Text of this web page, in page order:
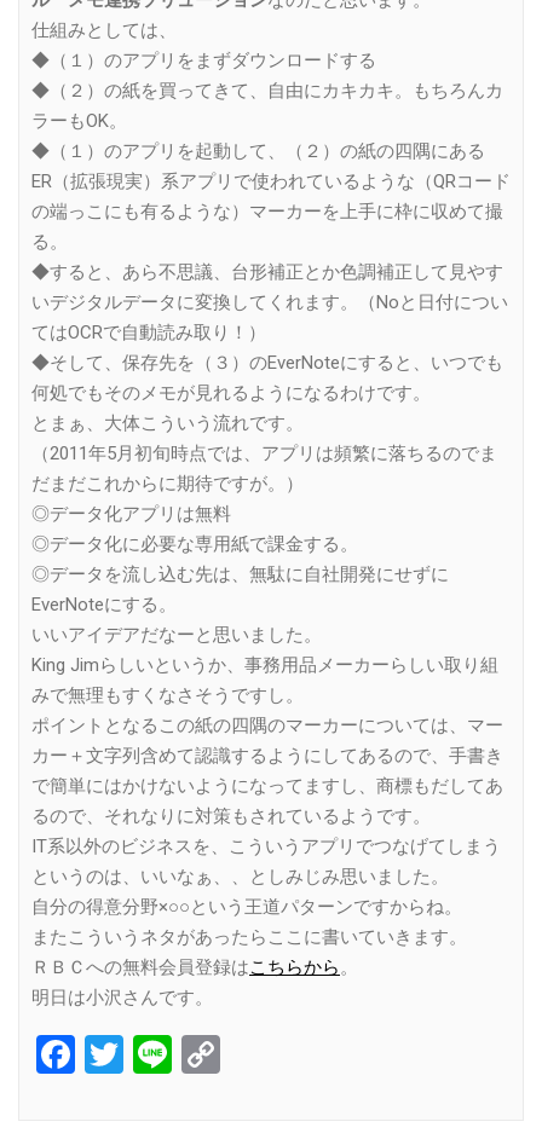
仕組みとしては、
◆（１）のアプリをまずダウンロードする
◆（２）の紙を買ってきて、自由にカキカキ。もちろんカ
ラーもOK。
◆（１）のアプリを起動して、（２）の紙の四隅にある
ER（拡張現実）系アプリで使われているような（QRコード
の端っこにも有るような）マーカーを上手に枠に収めて撮
る。
◆すると、あら不思議、台形補正とか色調補正して見やす
いデジタルデータに変換してくれます。（Noと日付につい
てはOCRで自動読み取り！）
◆そして、保存先を（３）のEverNoteにすると、いつでも
何処でもそのメモが見れるようになるわけです。
とまぁ、大体こういう流れです。
（2011年5月初旬時点では、アプリは頻繁に落ちるのでま
だまだこれからに期待ですが。）
◎データ化アプリは無料
◎データ化に必要な専用紙で課金する。
◎データを流し込む先は、無駄に自社開発にせずに
EverNoteにする。
いいアイデアだなーと思いました。
King Jimらしいというか、事務用品メーカーらしい取り組
みで無理もすくなさそうですし。
ポイントとなるこの紙の四隅のマーカーについては、マー
カー＋文字列含めて認識するようにしてあるので、手書き
で簡単にはかけないようになってますし、商標もだしてあ
るので、それなりに対策もされているようです。
IT系以外のビジネスを、こういうアプリでつなげてしまう
というのは、いいなぁ、、としみじみ思いました。
自分の得意分野×○○という王道パターンですからね。
またこういうネタがあったらここに書いていきます。
ＲＢＣへの無料会員登録はこちらから。
明日は小沢さんです。
Facebook
Twitter
Line